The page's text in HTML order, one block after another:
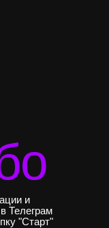
и
Телеграм
"Старт"